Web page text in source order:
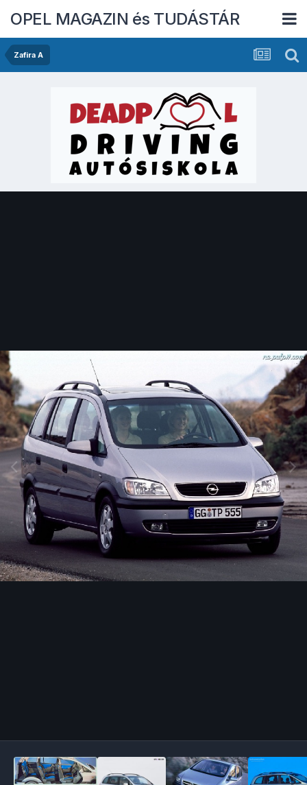
OPEL MAGAZIN és TUDÁSTÁR
Zafira A